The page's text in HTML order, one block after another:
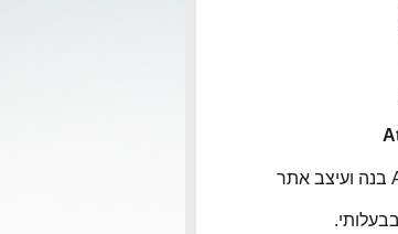
אלדד בוברוביץ' בעלי Atar2b בנה ועיצב אתר